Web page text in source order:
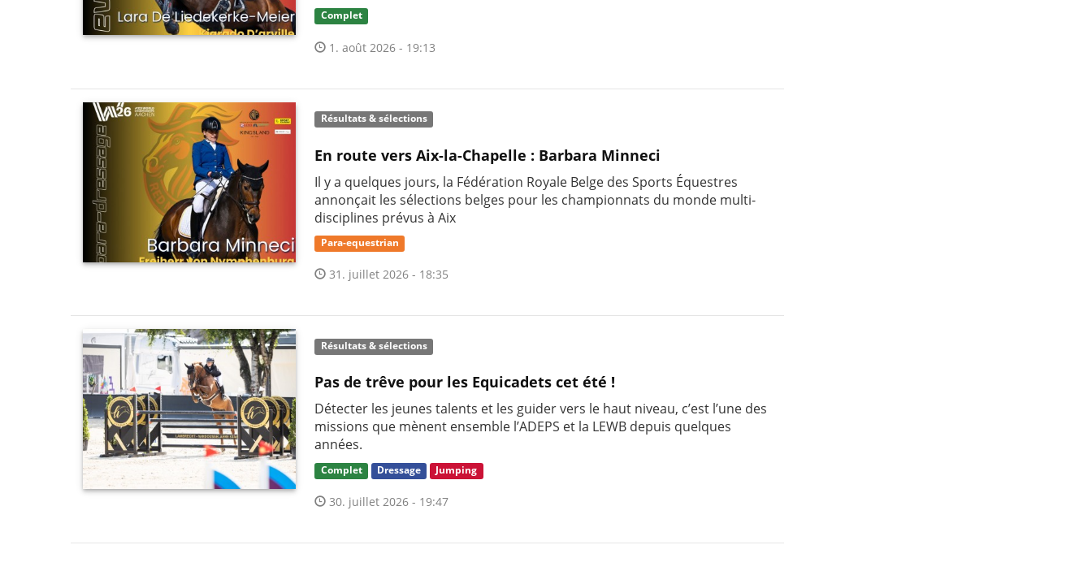
Complet
1. août 2026 - 19:13
Résultats & sélections
En route vers Aix-la-Chapelle : Barbara Minneci
Il y a quelques jours, la Fédération Royale Belge des Sports Équestres
annonçait les sélections belges pour les championnats du monde multi-
disciplines prévus à Aix
Para-equestrian
31. juillet 2026 - 18:35
Résultats & sélections
Pas de trêve pour les Equicadets cet été !
Détecter les jeunes talents et les guider vers le haut niveau, c’est l’une des
missions que mènent ensemble l’ADEPS et la LEWB depuis quelques
années.
Complet Dressage Jumping
30. juillet 2026 - 19:47